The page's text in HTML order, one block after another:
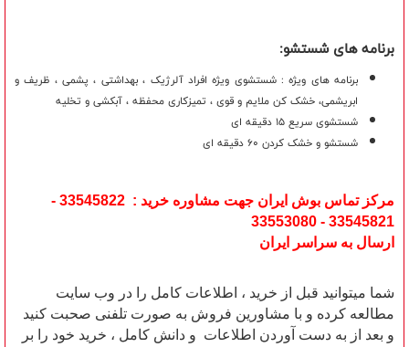
برنامه های شستشو:
برنامه های ویژه : شستشوی ویژه افراد آلرژیک ، بهداشتی ، پشمی ، ظریف و
ابریشمی، خشک کن ملایم و قوی ، تمیزکاری محفظه ، آبکشی و تخلیه
شستشوی سریع 15 دقیقه ای
شستشو و خشک کردن 60 دقیقه ای
مرکز تماس بوش ایران جهت مشاوره خرید : 33545822 -
33545821 - 33553080
ارسال به سراسر ایران
شما میتوانید قبل از خرید ، اطلاعات کامل را در وب سایت
مطالعه کرده و با مشاورین فروش به صورت تلفنی صحبت کنید
و بعد از به دست آوردن اطلاعات و دانش کامل ، خرید خود را بر